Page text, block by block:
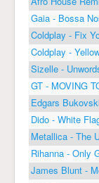
Gaia - Bossa
Coldplay - Fix
Coldplay -
Sizelle -
GT - MOVING
Edgars
Dido - White
Metallica - The
Rihanna - Only
James Blunt -